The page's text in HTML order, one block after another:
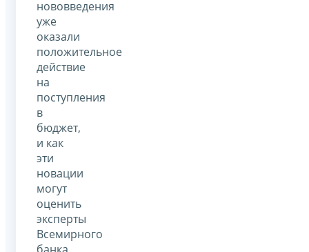
нововведения
уже
оказали
положительное
действие
на
поступления
в
бюджет,
и как
эти
новации
могут
оценить
эксперты
Всемирного
банка